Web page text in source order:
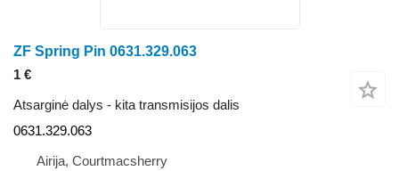
ZF Spring Pin 0631.329.063
1 €
Atsarginė dalys - kita transmisijos dalis
0631.329.063
Airija, Courtmacsherry